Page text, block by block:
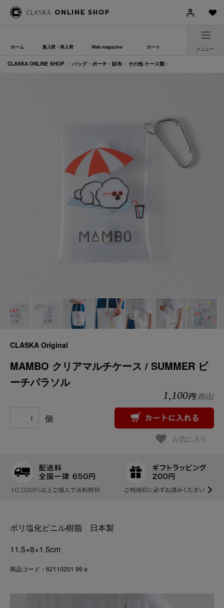
ホーム 新入荷・再入荷 Web magazine カート メニュー
CLASKA ONLINE SHOP > バッグ・ポーチ・財布 > その他 ケース類 >
CLASKA Original
MAMBO クリアマルチケース / SUMMER ビ
ーチパラソル
1,100円(税込)
個
お気に入り
ポリ塩化ビニル樹脂 日本製
11.5×8×1.5cm
商品コード：62110201 99 a